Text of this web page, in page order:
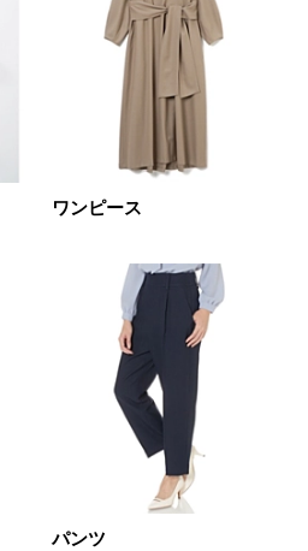
新着
予約品
ラスト1
グレー
オレンジ
ピンク
ワンピース
パンツ